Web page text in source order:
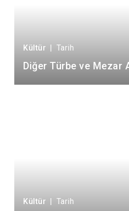
Kültür | Tarih
Diğer Türbe ve Mezar
Kültür | Tarih